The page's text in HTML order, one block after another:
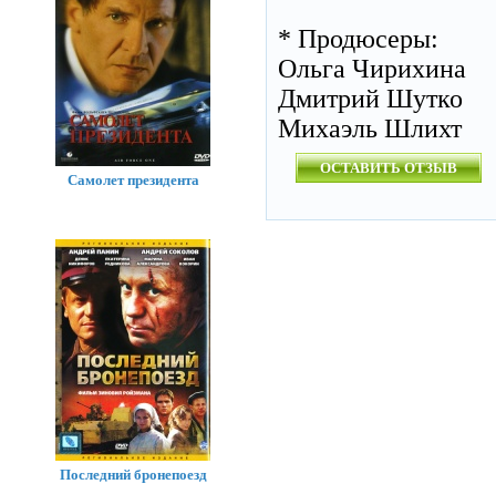
* Продюсеры:
Ольга Чирихина
Дмитрий Шутко
Михаэль Шлихт
ОСТАВИТЬ ОТЗЫВ
Самолет президента
Последний бронепоезд